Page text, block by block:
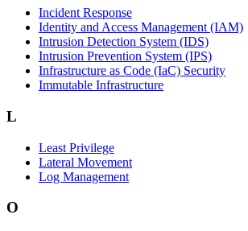
Incident Response
Identity and Access Management (IAM)
Intrusion Detection System (IDS)
Intrusion Prevention System (IPS)
Infrastructure as Code (IaC) Security
Immutable Infrastructure
L
Least Privilege
Lateral Movement
Log Management
O